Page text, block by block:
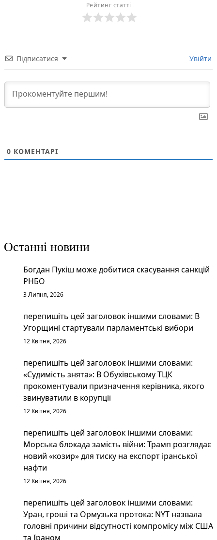
Рейтинг статті
Підписатися Увійти
0 КОМЕНТАРІ
Останні новини
Богдан Пукіш може добитися скасування санкцій
РНБО
3 Липня, 2026
перепишіть цей заголовок іншими словами: В
Угорщині стартували парламентські вибори
12 Квітня, 2026
перепишіть цей заголовок іншими словами:
«Судимість знята»: В Обухівському ТЦК
прокоментували призначення керівника, якого
звинуватили в корупції
12 Квітня, 2026
перепишіть цей заголовок іншими словами:
Морська блокада замість війни: Трамп розглядає
новий «козир» для тиску на експорт іранської
нафти
12 Квітня, 2026
перепишіть цей заголовок іншими словами:
Уран, гроші та Ормузька протока: NYT назвала
головні причини відсутності компромісу між США
та Іраном